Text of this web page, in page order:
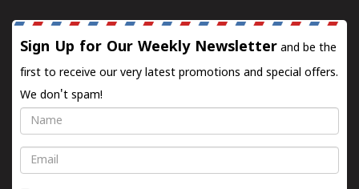
Sign Up for Our Weekly Newsletter and be the
first to receive our very latest promotions and special offers.
We don't spam!
Name
Email